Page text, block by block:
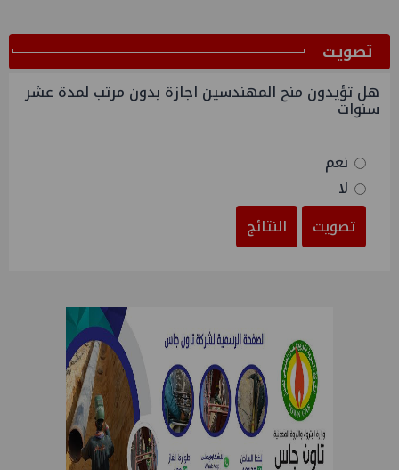
ﺗﺼﻮﻳﺖ
هل تؤيدون منح المهندسين اجازة بدون مرتب لمدة عشر
سنوات
نعم
لا
تصويت
النتائج